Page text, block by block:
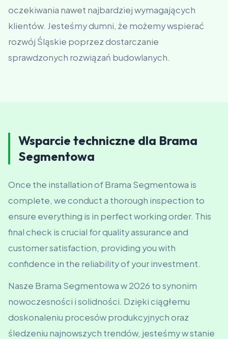
oczekiwania nawet najbardziej wymagających
klientów. Jesteśmy dumni, że możemy wspierać
rozwój Śląskie poprzez dostarczanie
sprawdzonych rozwiązań budowlanych.
Wsparcie techniczne dla Brama
Segmentowa
Once the installation of Brama Segmentowa is
complete, we conduct a thorough inspection to
ensure everything is in perfect working order. This
final check is crucial for quality assurance and
customer satisfaction, providing you with
confidence in the reliability of your investment.
Nasze Brama Segmentowa w 2026 to synonim
nowoczesności i solidności. Dzięki ciągłemu
doskonaleniu procesów produkcyjnych oraz
śledzeniu najnowszych trendów, jesteśmy w stanie